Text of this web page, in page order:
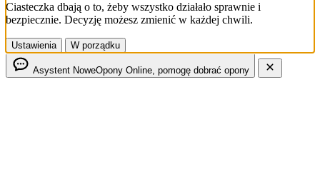
Ciasteczka dbają o to, żeby wszystko działało sprawnie i
bezpiecznie. Decyzję możesz zmienić w każdej chwili.
Ustawienia W porządku
Asystent NoweOpony Online, pomogę dobrać opony